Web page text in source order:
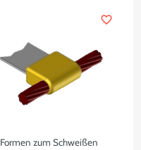
Formen zum Schweißen
favorite_border